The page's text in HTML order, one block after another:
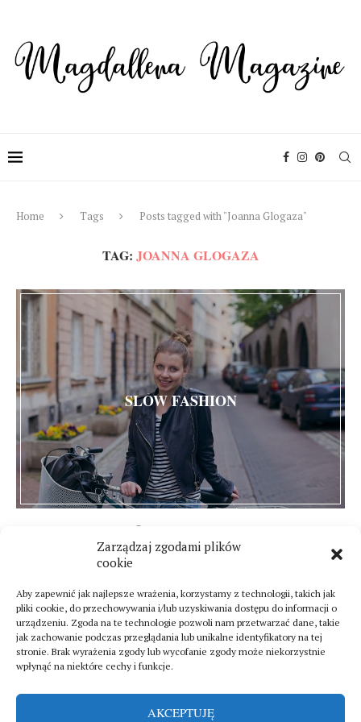
Zarządzaj zgodami plików
cookie
Aby zapewnić jak najlepsze wrażenia, korzystamy z technologii, takich jak
pliki cookie, do przechowywania i/lub uzyskiwania dostępu do informacji o
urządzeniu. Zgoda na te technologie pozwoli nam przetwarzać dane, takie
jak zachowanie podczas przeglądania lub unikalne identyfikatory na tej
stronie. Brak wyrażenia zgody lub wycofanie zgody może niekorzystnie
wpłynąć na niektóre cechy i funkcje.
AKCEPTUJĘ
Home Tags Posts tagged with "Joanna Glogaza"
TAG: JOANNA GLOGAZA
SLOW FASHION
18 komentarzy